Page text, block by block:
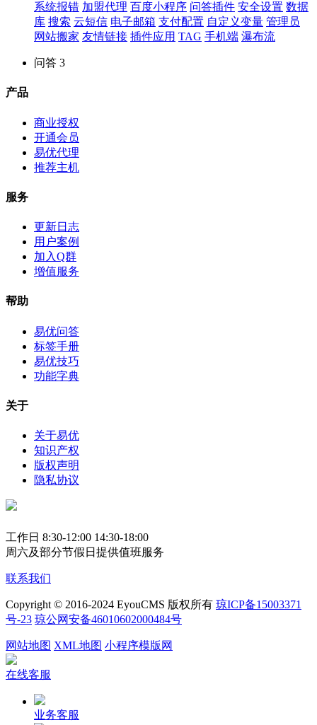
系统报错 加盟代理 百度小程序 问答插件 安全设置 数据
库 搜索 云短信 电子邮箱 支付配置 自定义变量 管理员
网站搬家 友情链接 插件应用 TAG 手机端 瀑布流
问答 3
产品
商业授权
开通会员
易优代理
推荐主机
服务
更新日志
用户案例
加入Q群
增值服务
帮助
易优问答
标签手册
易优技巧
功能字典
关于
关于易优
知识产权
版权声明
隐私协议
工作日 8:30-12:00 14:30-18:00
周六及部分节假日提供值班服务
联系我们
Copyright © 2016-2024 EyouCMS 版权所有 琼ICP备15003371
号-23 琼公网安备46010602000484号
网站地图 XML地图 小程序模版网
在线客服
业务客服